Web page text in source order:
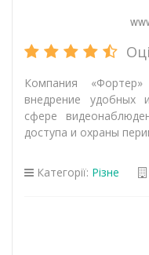
Компания
внедрение удобных
сфере
доступа и охраны
Категорії: Різне